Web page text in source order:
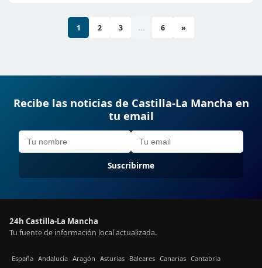
1 2 3 ... 6 »
Recibe las noticias de Castilla-La Mancha en
tu email
Suscribirme
24h Castilla-La Mancha
Tu fuente de información local actualizada.
España Andalucía Aragón Asturias Baleares Canarias Cantabria